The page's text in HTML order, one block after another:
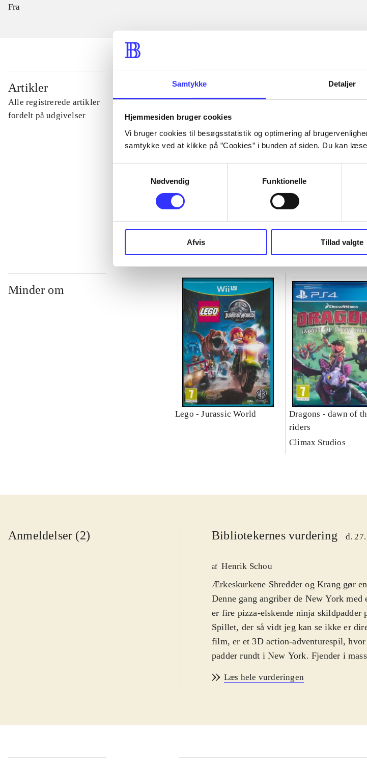
Samtykke Detaljer
Hjemmesiden bruger cookies
Vi bruger cookies til besøgsstatistik og optimering af
samtykke ved at klikke på ”Cookies” i bunden af siden. Du kan
Nødvendig
Funktionelle
Afvis Tillad valgte
Fra
Artikler
Alle registrerede artikler
fordelt på udgivelser
...
...
Minder om
Lego - Jurassic World
Dragons - dawn of
riders
Climax Studios
Anmeldelser (2) Bibliotekernes vurdering d.
af Henrik Schou
Ærkeskurkene Shredder og Krang gør
Denne gang angriber de New York
er fire pizza-elskende ninja skildpadder
Spillet, der så vidt jeg kan se ikke er
film, er et 3D action-adventurespil,
padder rundt i New York. Fjender i
skifte mellem de fire ninjaer, der hver
Fjenderne er uinspirerende og kun de
for op til fire spillere til at forlænge
Læs hele vurderingen